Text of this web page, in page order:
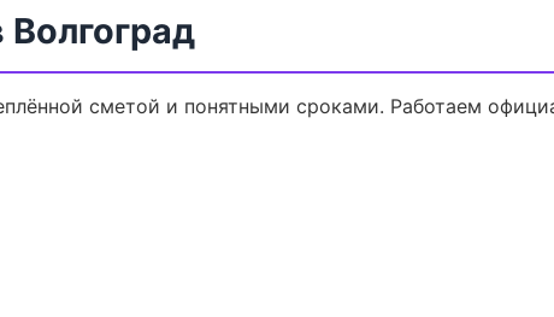
сметой и понятными сроками. Работаем